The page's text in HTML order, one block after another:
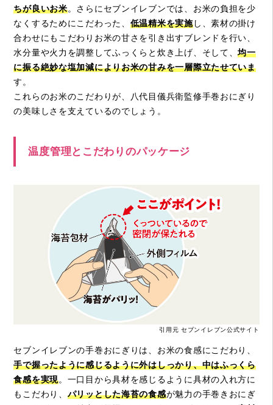
ちが良いお米。さらにセブンイレブンでは、お米の負担を少
なくするためにこだわった、 低温精米を実施し、素材の掛け
合わせにもこだわりお米の甘さを引き出すブレンドを行い、
水分量や火力を調整してふっくらと炊き上げ、そして、均一
に振る絶妙な塩加減によりお米の甘みを一層際立たせていま
す。
これらのお米のこだわりが、八代目儀兵衛監修手巻おにぎり
の美味しさを支えているのでしょう。
温度管理とこだわりのパッケージ
引用元 セブンイレブン公式サイト
セブンイレブンの手巻おにぎりは、お米の食感にこだわり、
手で握ったように感じるように外はしっかり、中はふっくら
食感を実現。一口目から具材を感じるように具材の入れ方に
もこだわり、 パリッとした海苔の食感が魅力の手巻きおにぎ